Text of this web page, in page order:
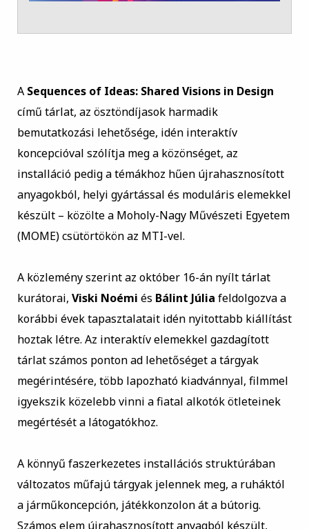
A Sequences of Ideas: Shared Visions in Design
című tárlat, az ösztöndíjasok harmadik
bemutatkozási lehetősége, idén interaktív
koncepcióval szólítja meg a közönséget, az
installáció pedig a témákhoz hűen újrahasznosított
anyagokból, helyi gyártással és moduláris elemekkel
készült – közölte a Moholy-Nagy Művészeti Egyetem
(MOME) csütörtökön az MTI-vel.
A közlemény szerint az október 16-án nyílt tárlat
kurátorai, Viski Noémi és Bálint Júlia feldolgozva a
korábbi évek tapasztalatait idén nyitottabb kiállítást
hoztak létre. Az interaktív elemekkel gazdagított
tárlat számos ponton ad lehetőséget a tárgyak
megérintésére, több lapozható kiadvánnyal, filmmel
igyekszik közelebb vinni a fiatal alkotók ötleteinek
megértését a látogatókhoz.
A könnyű faszerkezetes installációs struktúrában
változatos műfajú tárgyak jelennek meg, a ruháktól
a járműkoncepción, játékkonzolon át a bútorig.
Számos elem újrahasznosított anyagból készült,